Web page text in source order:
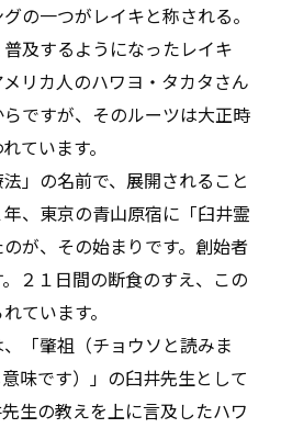
の一つがレイキと称される。
及するようになったレイキ
リカ人のハワヨ・タカタさん
ですが、そのルーツは大正時
ています。
」の名前で、展開されること
、東京の青山原宿に「臼井霊
が、その始まりです。創始者
２１日間の断食のすえ、この
ています。
「肇祖（チョウソと読みま
味です）」の臼井先生として
生の教えを上に言及したハワ